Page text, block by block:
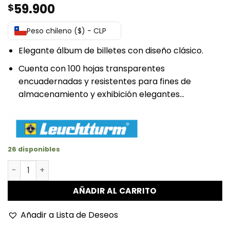
$59.900
Peso chileno ($) - CLP
Elegante álbum de billetes con diseño clásico.
Cuenta con 100 hojas transparentes
encuadernadas y resistentes para fines de
almacenamiento y exhibición elegantes…
26 disponibles
Álbum para 300 Billetes c/hojas cantidad
AÑADIR AL CARRITO
Añadir a Lista de Deseos